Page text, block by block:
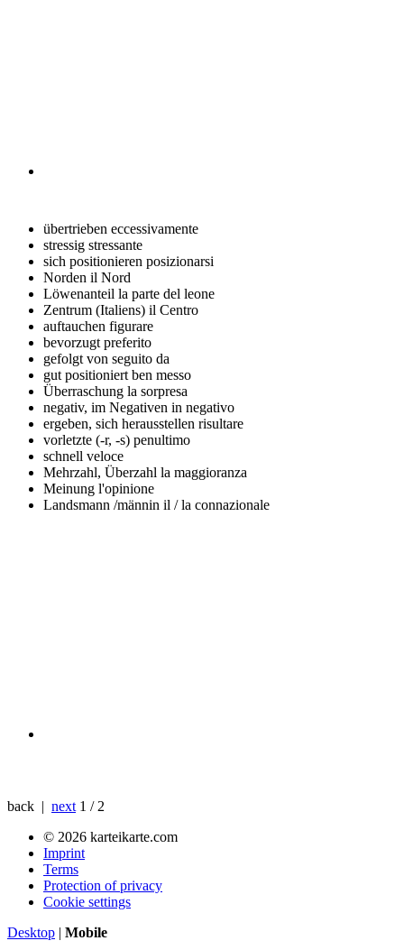
übertrieben eccessivamente
stressig stressante
sich positionieren posizionarsi
Norden il Nord
Löwenanteil la parte del leone
Zentrum (Italiens) il Centro
auftauchen figurare
bevorzugt preferito
gefolgt von seguito da
gut positioniert ben messo
Überraschung la sorpresa
negativ, im Negativen in negativo
ergeben, sich herausstellen risultare
vorletzte (-r, -s) penultimo
schnell veloce
Mehrzahl, Überzahl la maggioranza
Meinung l'opinione
Landsmann /männin il / la connazionale
back | next 1 / 2
© 2026 karteikarte.com
Imprint
Terms
Protection of privacy
Cookie settings
Desktop | Mobile